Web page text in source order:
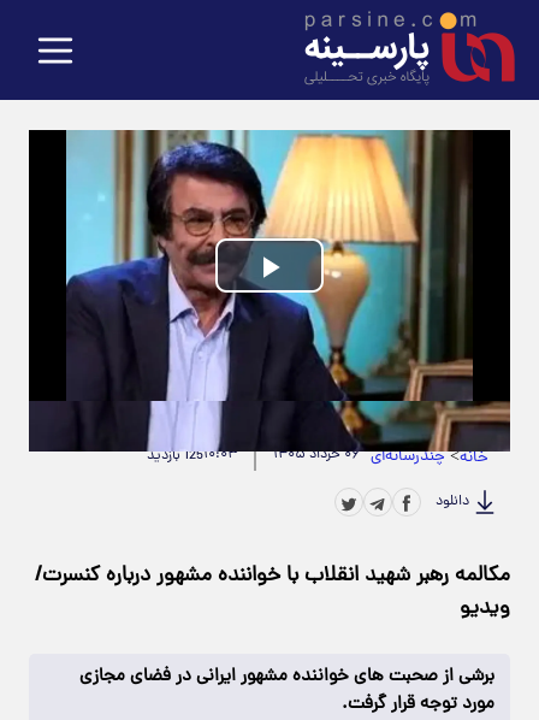
Play
Video
حجم ویدیو: 13.20M مدت زمان ویدیو: 00:01:57
خانه>چندرسانه‌ای ۰۶ خرداد ۱۴۰۵ ۱۰:۰۳125 بازدید
دانلود
مکالمه رهبر شهید انقلاب با خواننده مشهور درباره کنسرت/
ویدیو
برشی از صحبت های خواننده مشهور ایرانی در فضای مجازی
مورد توجه قرار گرفت.